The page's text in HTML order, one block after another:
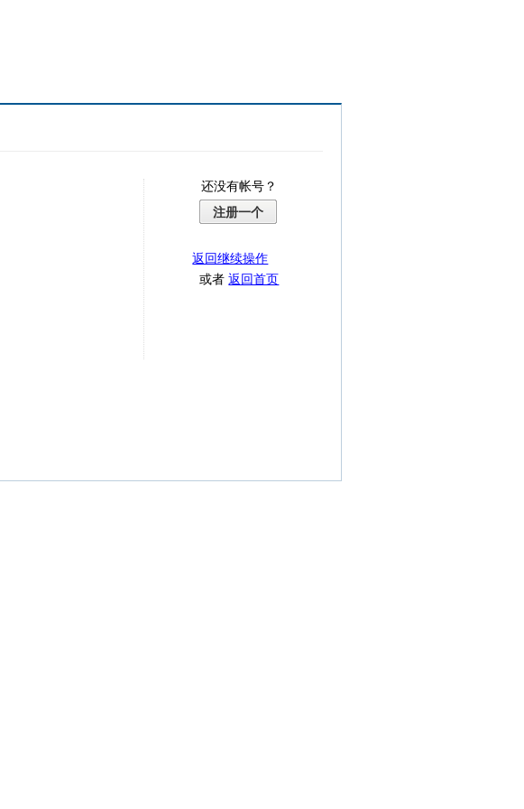
还没有帐号？
注册一个
返回继续操作
或者返回首页